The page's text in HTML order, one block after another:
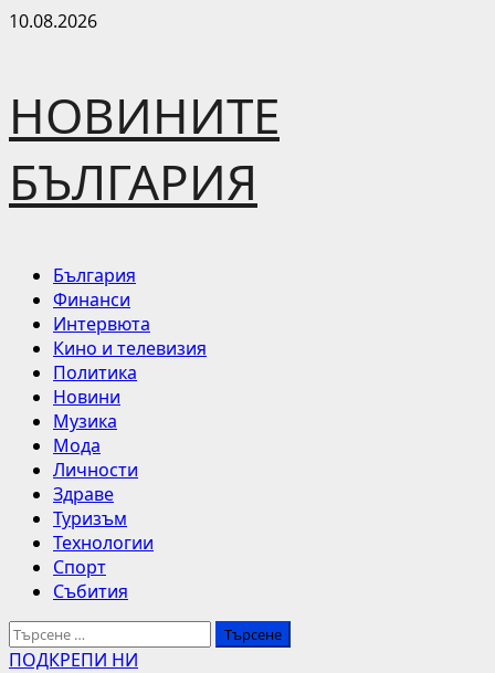
Skip
10.08.2026
НОВИНИТЕ
БЪЛГАРИЯ
Primary
Menu
България
Финанси
Интервюта
Кино и телевизия
Политика
Новини
Музика
Мода
Личности
Здраве
Туризъм
Технологии
Спорт
Събития
Търсене
за:
ПОДКРЕПИ НИ